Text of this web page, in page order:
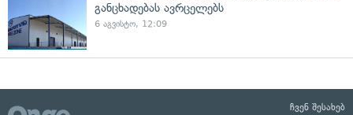
განცხადებას ავრცელებს
6 აგვისტო, 12:09
ჩვენ შესახებ